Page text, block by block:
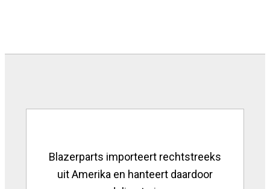
Blazerparts importeert rechtstreeks
uit Amerika en hanteert daardoor